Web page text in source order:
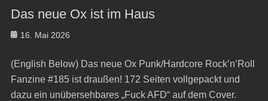
Das neue Ox ist im Haus
Posted
16. Mai 2026
(English Below) Das neue Ox Punk/Hardcore Rock’n’Roll
Fanzine #185 ist draußen! 172 Seiten vollgepackt und
dazu ein unübersehbares „Fuck AFD“ auf dem Cover.